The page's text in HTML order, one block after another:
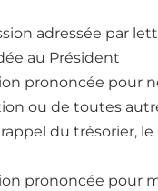
adressée par
au Président
prononcée pour
ou de toutes
du trésorier,
prononcée pour